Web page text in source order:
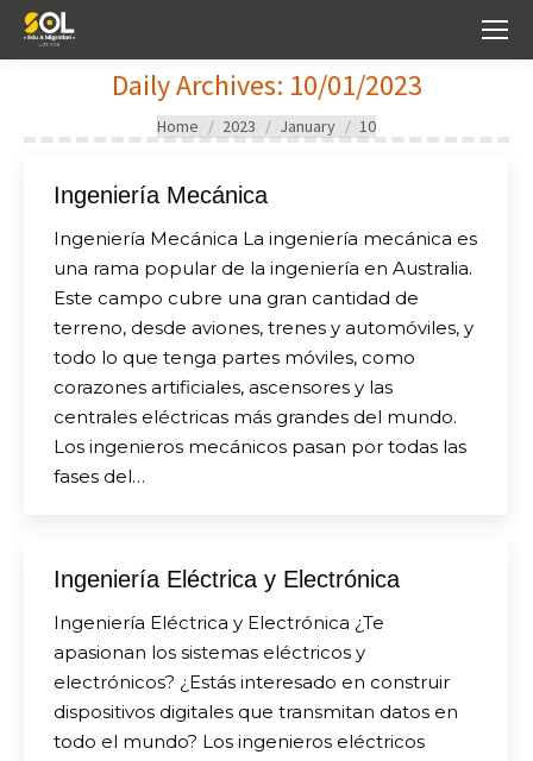
Daily Archives: 10/01/2023
You are here:
Home 2023 January 10
Ingeniería Mecánica
Ingeniería Mecánica La ingeniería mecánica es
una rama popular de la ingeniería en Australia.
Este campo cubre una gran cantidad de
terreno, desde aviones, trenes y automóviles, y
todo lo que tenga partes móviles, como
corazones artificiales, ascensores y las
centrales eléctricas más grandes del mundo.
Los ingenieros mecánicos pasan por todas las
fases del…
Ingeniería Eléctrica y Electrónica
Ingeniería Eléctrica y Electrónica ¿Te
apasionan los sistemas eléctricos y
electrónicos? ¿Estás interesado en construir
dispositivos digitales que transmitan datos en
todo el mundo? Los ingenieros eléctricos